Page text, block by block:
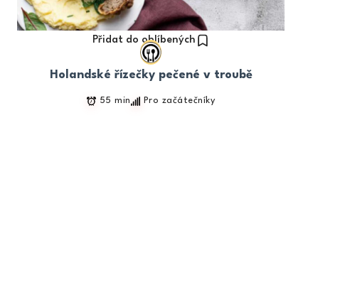
Přidat do oblíbených
Holandské řízečky pečené v troubě
55 min Pro začátečníky